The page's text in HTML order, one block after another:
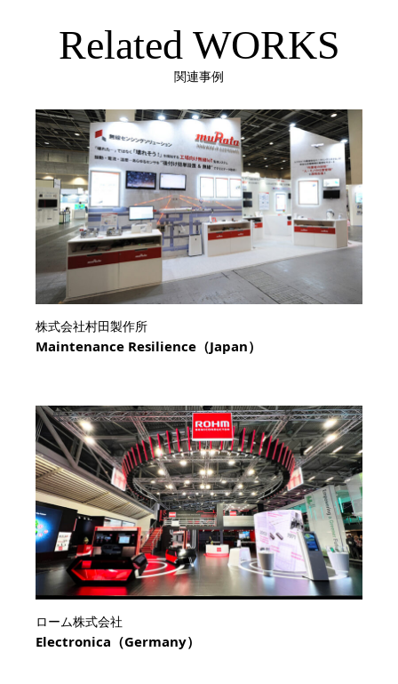
Related WORKS
関連事例
株式会社村田製作所
Maintenance Resilience（Japan）
ローム株式会社
Electronica（Germany）